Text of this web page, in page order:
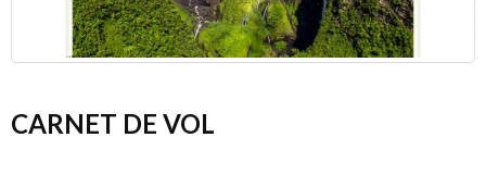
CARNET DE VOL